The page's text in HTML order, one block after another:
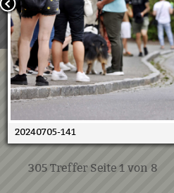
Bestätigen
05.07.2024 -
05.07.2024
305 Treffer Seite 1 von 8
20240705-141